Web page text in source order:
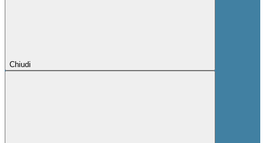
Chiudi